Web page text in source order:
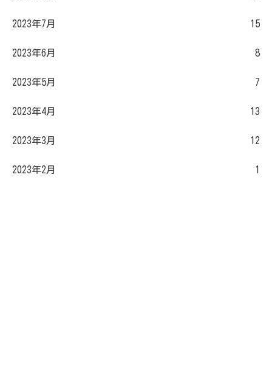
2023年7月 15
2023年6月 8
2023年5月 7
2023年4月 13
2023年3月 12
2023年2月 1